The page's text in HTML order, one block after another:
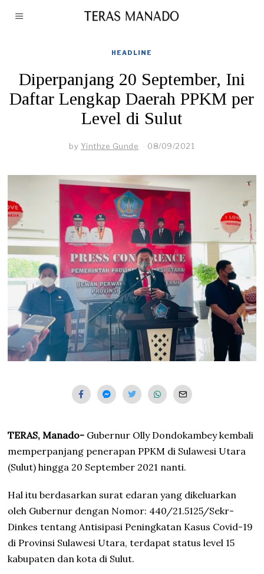
HEADLINE
Diperpanjang 20 September, Ini
Daftar Lengkap Daerah PPKM per
Level di Sulut
by Yinthze Gunde 08/09/2021
TERAS, Manado- Gubernur Olly Dondokambey kembali
memperpanjang penerapan PPKM di Sulawesi Utara
(Sulut) hingga 20 September 2021 nanti.
Hal itu berdasarkan surat edaran yang dikeluarkan
oleh Gubernur dengan Nomor: 440/21.5125/Sekr-
Dinkes tentang Antisipasi Peningkatan Kasus Covid-19
di Provinsi Sulawesi Utara, terdapat status level 15
kabupaten dan kota di Sulut.